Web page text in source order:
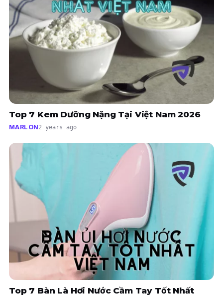
Top 7 Kem Dưỡng Nặng Tại Việt Nam 2026
MARLON2 years ago
Top 7 Bàn Là Hơi Nước Cầm Tay Tốt Nhất